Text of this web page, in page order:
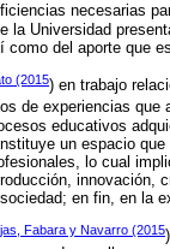
necesarias
la Universidad
como del aporte que
(2015) en trabajo
de experiencias que
educativos
un espacio
lo cual
innovación,
sociedad; en fin, en la
Fabara y Navarro (2015